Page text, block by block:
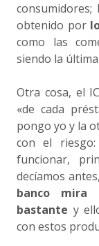
obtenido por
como las
siendo la
Otra cosa, el
«de cada
pongo yo y la
con el
funcionar,
decíamos antes,
banco mira
bastante y
con estos